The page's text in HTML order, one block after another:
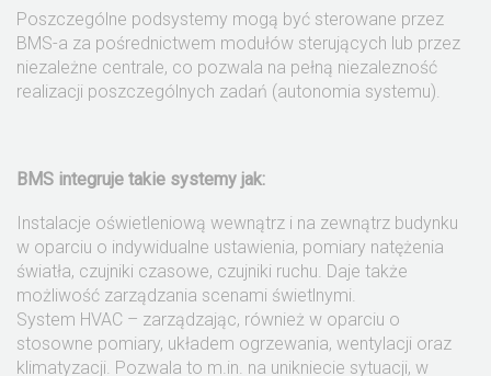
Poszczególne podsystemy mogą być sterowane przez
BMS-a za pośrednictwem modułów sterujących lub przez
niezależne centrale, co pozwala na pełną niezalezność
realizacji poszczególnych zadań (autonomia systemu).
BMS integruje takie systemy jak:
Instalacje oświetleniową wewnątrz i na zewnątrz budynku
w oparciu o indywidualne ustawienia, pomiary natężenia
światła, czujniki czasowe, czujniki ruchu. Daje także
możliwość zarządzania scenami świetlnymi.
System HVAC – zarządzając, również w oparciu o
stosowne pomiary, układem ogrzewania, wentylacji oraz
klimatyzacji. Pozwala to m.in. na unikniecie sytuacji, w